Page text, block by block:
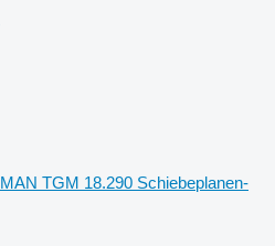
MAN TGM 18.290 Schiebeplanen-